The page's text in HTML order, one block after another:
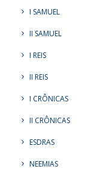
I SAMUEL
II SAMUEL
I REIS
II REIS
I CRÔNICAS
II CRÔNICAS
ESDRAS
NEEMIAS